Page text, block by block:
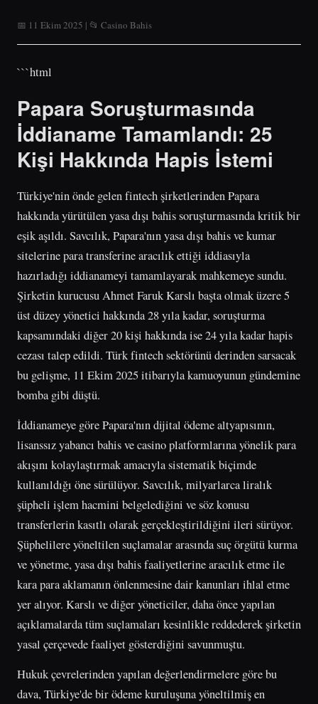
📅 11 Ekim 2025 | 📂 Casino Bahis
```html
Papara Soruşturmasında
İddianame Tamamlandı: 25
Kişi Hakkında Hapis İstemi
Türkiye'nin önde gelen fintech şirketlerinden Papara
hakkında yürütülen yasa dışı bahis soruşturmasında kritik bir
eşik aşıldı. Savcılık, Papara'nın yasa dışı bahis ve kumar
sitelerine para transferine aracılık ettiği iddiasıyla
hazırladığı iddianameyi tamamlayarak mahkemeye sundu.
Şirketin kurucusu Ahmet Faruk Karslı başta olmak üzere 5
üst düzey yönetici hakkında 28 yıla kadar, soruşturma
kapsamındaki diğer 20 kişi hakkında ise 24 yıla kadar hapis
cezası talep edildi. Türk fintech sektörünü derinden sarsacak
bu gelişme, 11 Ekim 2025 itibarıyla kamuoyunun gündemine
bomba gibi düştü.
İddianameye göre Papara'nın dijital ödeme altyapısının,
lisanssız yabancı bahis ve casino platformlarına yönelik para
akışını kolaylaştırmak amacıyla sistematik biçimde
kullanıldığı öne sürülüyor. Savcılık, milyarlarca liralık
şüpheli işlem hacmini belgelediğini ve söz konusu
transferlerin kasıtlı olarak gerçekleştirildiğini ileri sürüyor.
Şüphelilere yöneltilen suçlamalar arasında suç örgütü kurma
ve yönetme, yasa dışı bahis faaliyetlerine aracılık etme ile
kara para aklamanın önlenmesine dair kanunları ihlal etme
yer alıyor. Karslı ve diğer yöneticiler, daha önce yapılan
açıklamalarda tüm suçlamaları kesinlikle reddederek şirketin
yasal çerçevede faaliyet gösterdiğini savunmuştu.
Hukuk çevrelerinden yapılan değerlendirmelere göre bu
dava, Türkiye'de bir ödeme kuruluşuna yöneltilmiş en